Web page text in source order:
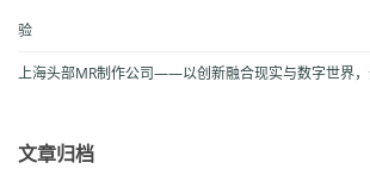
验
上海头部MR制作公司——以创新融合现实与数字世界
文章归档